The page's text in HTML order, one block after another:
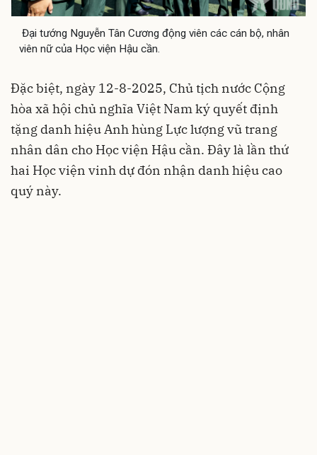
Đại tướng Nguyễn Tân Cương động viên các cán bộ, nhân
viên nữ của Học viện Hậu cần.
Đặc biệt, ngày 12-8-2025, Chủ tịch nước Cộng
hòa xã hội chủ nghĩa Việt Nam ký quyết định
tặng danh hiệu Anh hùng Lực lượng vũ trang
nhân dân cho Học viện Hậu cần. Đây là lần thứ
hai Học viện vinh dự đón nhận danh hiệu cao
quý này.